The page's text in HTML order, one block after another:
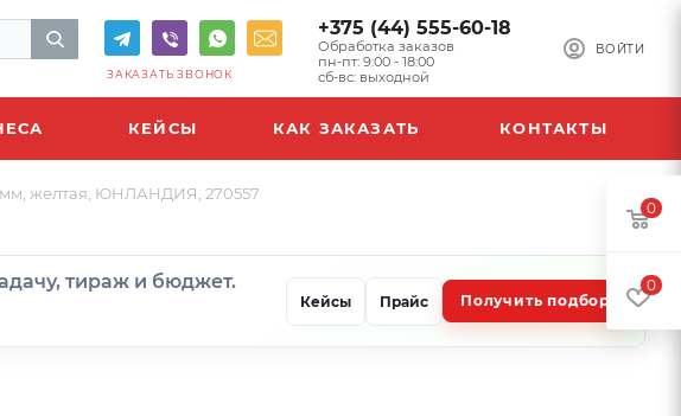
ВОЙТИ
+375 (44) 555-60-18
Обработка заказов
пн-пт: 9:00 - 18:00
сб-вс: выходной
ЗАКАЗАТЬ ЗВОНОК
КЕЙСЫ КАК ЗАКАЗАТЬ КОНТАКТЫ
мм, желтая, ЮНЛАНДИЯ, 270557
тираж и бюджет.
Кейсы Прайс Получить подбор
0
0